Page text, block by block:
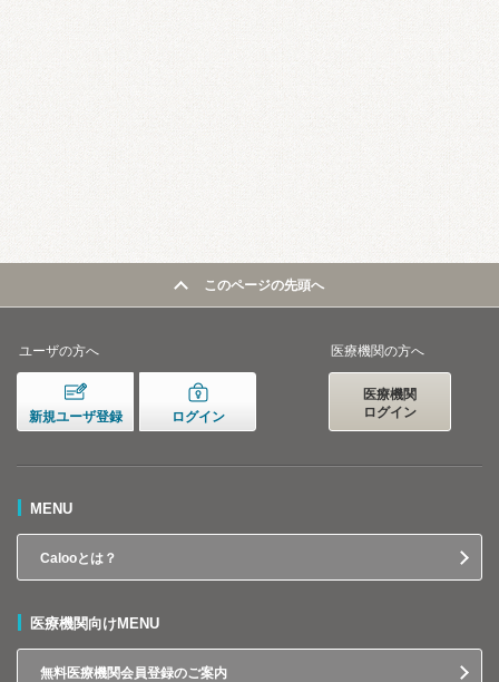
このページの先頭へ
ユーザの方へ
新規ユーザ登録 ログイン
医療機関の方へ
医療機関
ログイン
MENU
Calooとは？
医療機関向けMENU
無料医療機関会員登録のご案内